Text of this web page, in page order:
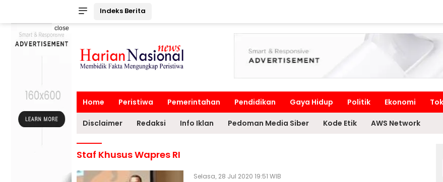
Indeks Berita
close
Home Peristiwa Pemerintahan Pendidikan Gaya Hidup Politik Ekonomi
Disclaimer Redaksi Info Iklan Pedoman Media Siber Kode Etik AWS Network
Staf Khusus Wapres RI
Selasa, 28 Jul 2020 19:51 WIB